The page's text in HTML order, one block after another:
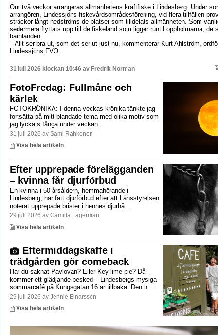
Om två veckor arrangeras allmänhetens kräftfiske i Lindesberg. Under
arrangören, Lindessjöns fiskevårdsområdesförening, vid flera tillfällen
sträckor långt nedströms de platser som tilldelats allmänheten. Som
sedermera flyttats upp till de fiskeland som ligger runt Loppholmarna, de
barnlanden.
– Allt ser bra ut, som det ser ut just nu, kommenterar Kurt Ahlström,
Lindessjöns FVO.
31 juli 2026 klockan 10:46 av Fredrik Norman
FotoFredag: Fullmåne och
kärlek
FOTOKRÖNIKA: I denna veckas krönika tänkte jag
fortsätta på mitt blandade tema med olika motiv som
jag lyckats fånga under veckan.
31 juli 2026 av Sami Rahkonen
Visa hela artikeln
Efter upprepade förelägganden
– kvinna får djurförbud
En kvinna i 50-årsåldern, hemmahörande i
Lindesberg, har fått djurförbud efter att Länsstyrelsen
noterat upprepade brister i hennes djurhå...
29 juli 2026 av Camilla Lagerman
Visa hela artikeln
Eftermiddagskaffe i
trädgården gör comeback
Har du saknat Pavlovan? Eller Key lime pie? Då
kommer ett glädjande besked – Lindesbergs mysiga
sommarcafé på Kungsgatan 16 är tillbaka. Den h...
29 juli 2026 av Jennie Einarsson
Visa hela artikeln